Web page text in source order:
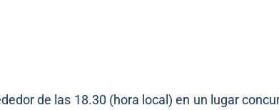
de las 18.30 (hora local) en un lugar